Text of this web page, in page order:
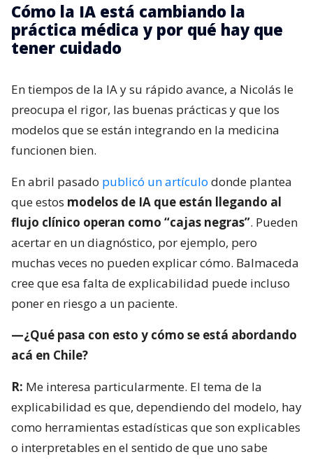
Cómo la IA está cambiando la
práctica médica y por qué hay que
tener cuidado
En tiempos de la IA y su rápido avance, a Nicolás le
preocupa el rigor, las buenas prácticas y que los
modelos que se están integrando en la medicina
funcionen bien.
En abril pasado publicó un artículo donde plantea
que estos modelos de IA que están llegando al
flujo clínico operan como “cajas negras”. Pueden
acertar en un diagnóstico, por ejemplo, pero
muchas veces no pueden explicar cómo. Balmaceda
cree que esa falta de explicabilidad puede incluso
poner en riesgo a un paciente.
—¿Qué pasa con esto y cómo se está abordando
acá en Chile?
R: Me interesa particularmente. El tema de la
explicabilidad es que, dependiendo del modelo, hay
como herramientas estadísticas que son explicables
o interpretables en el sentido de que uno sabe